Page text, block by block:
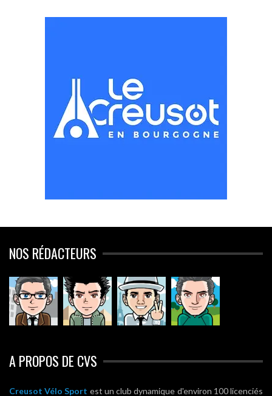
NOS RÉDACTEURS
A PROPOS DE CVS
Creusot Vélo Sport est un club dynamique d'environ 100 licenciés